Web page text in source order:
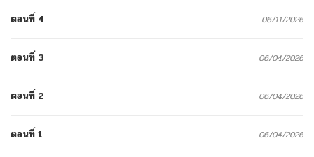
ตอนที่ 4 06/11/2026
ตอนที่ 3 06/04/2026
ตอนที่ 2 06/04/2026
ตอนที่ 1 06/04/2026